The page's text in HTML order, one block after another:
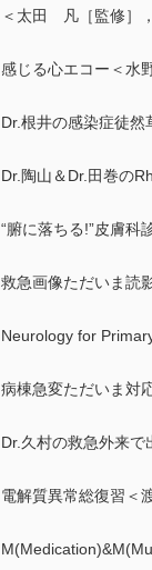
＜太田 凡［監修］
感じる心エコー＜水
Dr.根井の感染症徒然
Dr.陶山＆Dr.田巻の
“腑に落ちる!”皮膚
救急画像ただいま
Neurology for
病棟急変ただいま対
Dr.久村の救急外来で
電解質異常総復習＜